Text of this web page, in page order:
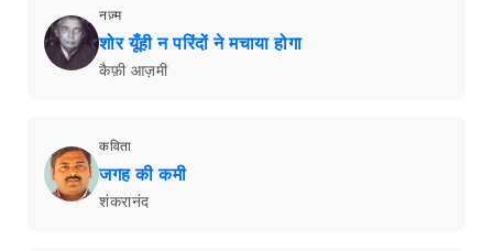
नज़्म
शोर यूँही न परिंदों ने मचाया होगा
कैफ़ी आज़मी
कविता
जगह की कमी
शंकरानंद